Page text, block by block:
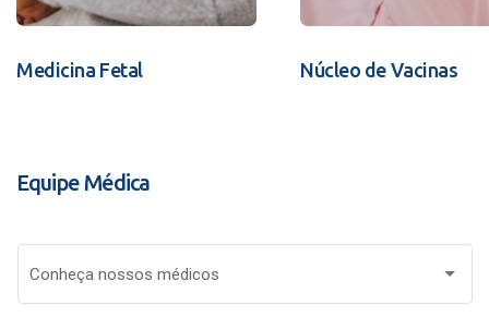
Medicina Fetal Núcleo de Vacinas
Equipe Médica
Conheça nossos médicos